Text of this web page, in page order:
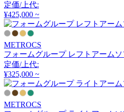
アルテック
Artemide
アルテミデ
ARUNAi
定価/上代:
¥425,000 ~
METROCS
フォームグループ レフトアーム
定価/上代:
¥325,000 ~
METROCS